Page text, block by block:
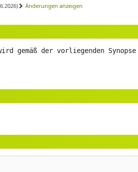
Änderungen anzeigen
gemäß der vorliegenden